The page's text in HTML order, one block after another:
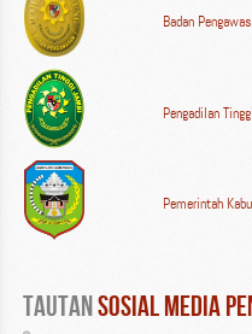
Badan
Pengadilan
Pemerintah
Tautan Sosial Media